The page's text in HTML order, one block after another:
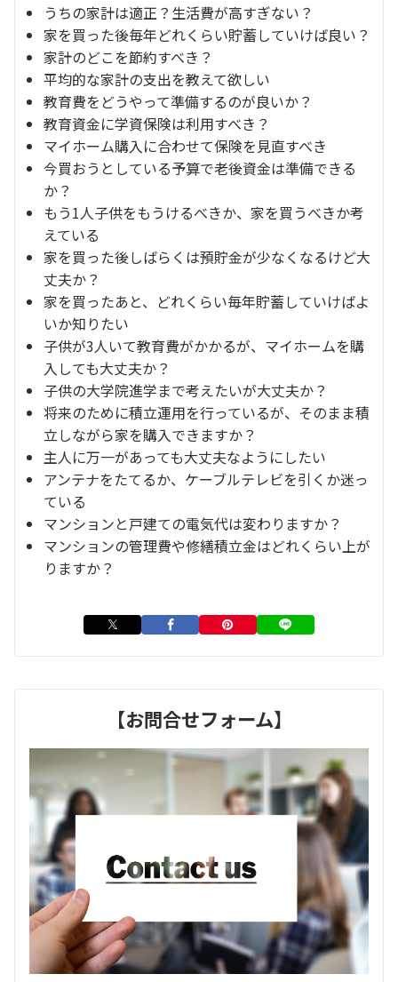
うちの家計は適正？生活費が高すぎない？
家を買った後毎年どれくらい貯蓄していけば良い？
家計のどこを節約すべき？
平均的な家計の支出を教えて欲しい
教育費をどうやって準備するのが良いか？
教育資金に学資保険は利用すべき？
マイホーム購入に合わせて保険を見直すべき
今買おうとしている予算で老後資金は準備できる
か？
もう1人子供をもうけるべきか、家を買うべきか考
えている
家を買った後しばらくは預貯金が少なくなるけど大
丈夫か？
家を買ったあと、どれくらい毎年貯蓄していけばよ
いか知りたい
子供が3人いて教育費がかかるが、マイホームを購
入しても大丈夫か？
子供の大学院進学まで考えたいが大丈夫か？
将来のために積立運用を行っているが、そのまま積
立しながら家を購入できますか？
主人に万一があっても大丈夫なようにしたい
アンテナをたてるか、ケーブルテレビを引くか迷っ
ている
マンションと戸建ての電気代は変わりますか？
マンションの管理費や修繕積立金はどれくらい上が
りますか？
【お問合せフォーム】